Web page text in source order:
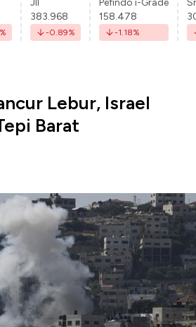
%
JII
383.968
-0.89%
Pefindo i-Grade
158.478
-1.18%
Lebur, Israel
Barat